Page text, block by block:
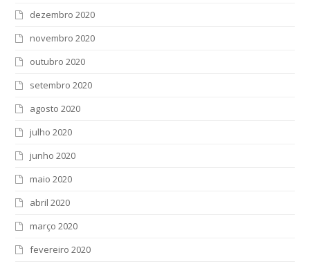
dezembro 2020
novembro 2020
outubro 2020
setembro 2020
agosto 2020
julho 2020
junho 2020
maio 2020
abril 2020
março 2020
fevereiro 2020